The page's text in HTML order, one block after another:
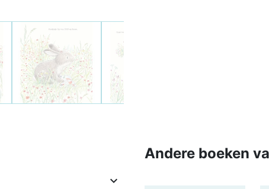

Andere boeken